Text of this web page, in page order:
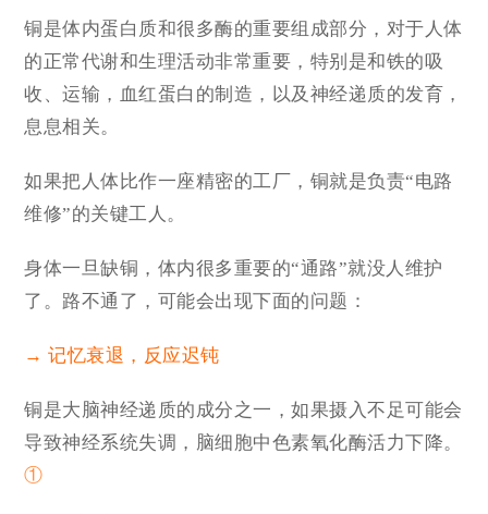
铜是体内蛋白质和很多酶的重要组成部分，对于人体
的正常代谢和生理活动非常重要，特别是和铁的吸
收、运输，血红蛋白的制造，以及神经递质的发育，
息息相关。
如果把人体比作一座精密的工厂，铜就是负责“电路
维修”的关键工人。
身体一旦缺铜，体内很多重要的“通路”就没人维护
了。路不通了，可能会出现下面的问题：
→ 记忆衰退，反应迟钝
铜是大脑神经递质的成分之一，如果摄入不足可能会
导致神经系统失调，脑细胞中色素氧化酶活力下降。
①